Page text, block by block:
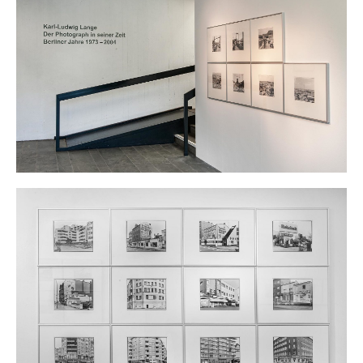
Zum Ausstellungsprojekt ist ein Buch im Nicolai-Verlag
www.k-l-lange.de
photos © Gerhard Haug